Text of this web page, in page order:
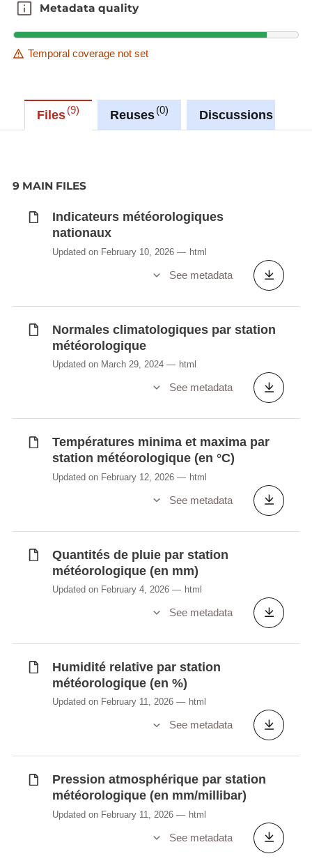
Metadata quality
Metadata quality
Temporal coverage not set
Files 9 Reuses 0 Discussions
9 MAIN FILES
Indicateurs météorologiques
nationaux
Updated on February 10, 2026 html
See metadata
Normales climatologiques par station
météorologique
Updated on March 29, 2024 html
See metadata
Températures minima et maxima par
station météorologique (en °C)
Updated on February 12, 2026 html
See metadata
Quantités de pluie par station
météorologique (en mm)
Updated on February 4, 2026 html
See metadata
Humidité relative par station
météorologique (en %)
Updated on February 11, 2026 html
See metadata
Pression atmosphérique par station
météorologique (en mm/millibar)
Updated on February 11, 2026 html
See metadata